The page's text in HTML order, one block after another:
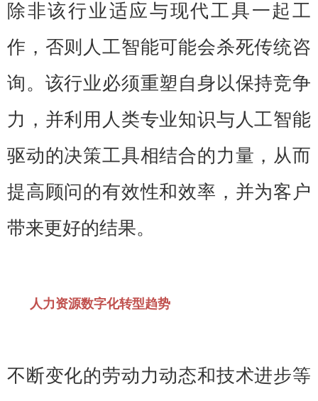
除非该行业适应与现代工具一起工
作，否则人工智能可能会杀死传统咨
询。该行业必须重塑自身以保持竞争
力，并利用人类专业知识与人工智能
驱动的决策工具相结合的力量，从而
提高顾问的有效性和效率，并为客户
带来更好的结果。
人力资源数字化转型趋势
不断变化的劳动力动态和技术进步等